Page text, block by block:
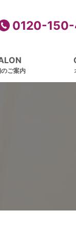
ご案内
0120-